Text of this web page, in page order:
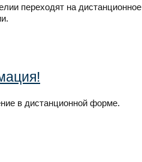
переходят на
в дистанционной форме.